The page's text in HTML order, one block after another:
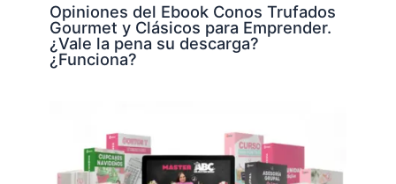
Opiniones del Ebook Conos Trufados
Gourmet y Clásicos para Emprender.
¿Vale la pena su descarga?
¿Funciona?